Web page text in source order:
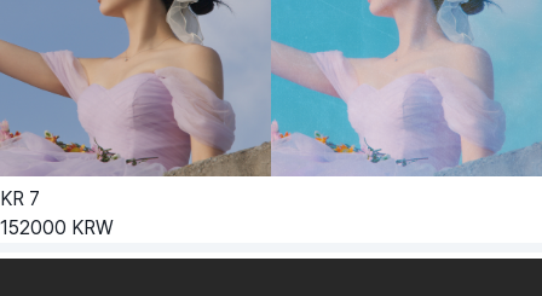
KR 7
152000 KRW